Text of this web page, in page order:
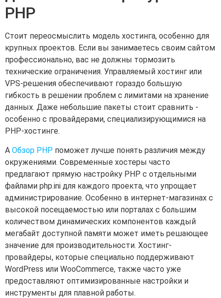
PHP
Стоит переосмыслить модель хостинга, особенно для
крупных проектов. Если вы занимаетесь своим сайтом
профессионально, вас не должны тормозить
технические ограничения. Управляемый хостинг или
VPS-решения обеспечивают гораздо большую
гибкость в решении проблем с лимитами на хранение
данных. Даже небольшие пакеты стоит сравнить -
особенно с провайдерами, специализирующимися на
PHP-хостинге.
A Обзор PHP поможет лучше понять различия между
окружениями. Современные хостеры часто
предлагают прямую настройку PHP с отдельными
файлами php.ini для каждого проекта, что упрощает
администрирование. Особенно в интернет-магазинах с
высокой посещаемостью или порталах с большим
количеством динамических компонентов каждый
мегабайт доступной памяти может иметь решающее
значение для производительности. Хостинг-
провайдеры, которые специально поддерживают
WordPress или WooCommerce, также часто уже
предоставляют оптимизированные настройки и
инструменты для плавной работы.